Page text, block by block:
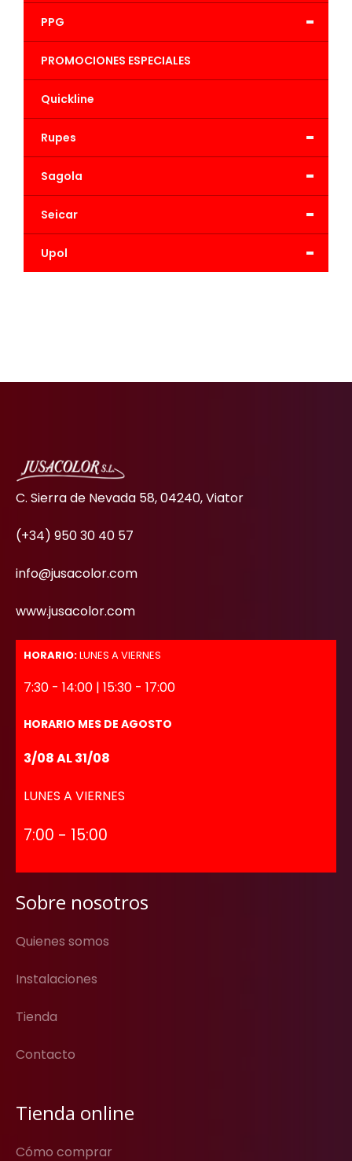
-
PPG
PROMOCIONES ESPECIALES
Quickline
-
Rupes
-
Sagola
-
Seicar
-
Upol
C. Sierra de Nevada 58, 04240, Viator
(+34) 950 30 40 57
info@jusacolor.com
www.jusacolor.com
HORARIO:LUNES A VIERNES
7:30 - 14:00 | 15:30 - 17:00
HORARIO MES DE AGOSTO
3/08 AL 31/08
LUNES A VIERNES
7:00 - 15:00
Sobre nosotros
Quienes somos
Instalaciones
Tienda
Contacto
Tienda online
Cómo comprar